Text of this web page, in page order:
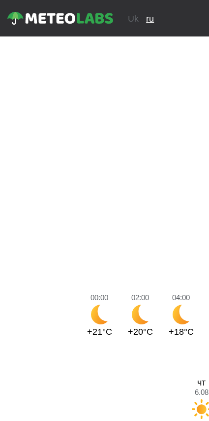
Uk ru
00:00
+21°C
02:00
+20°C
04:00
+18°C
чт
6.08